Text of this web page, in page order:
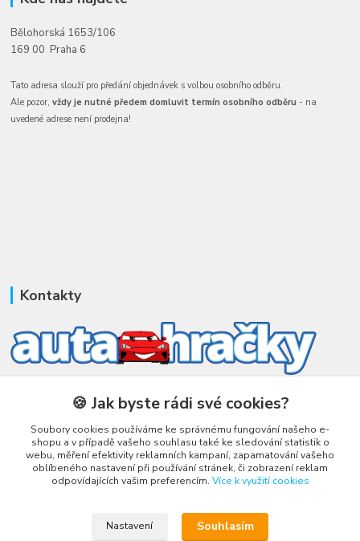
Bělohorská 1653/106
169 00 Praha 6
Tato adresa slouží pro předání objednávek s volbou osobního odběru.
Ale pozor,vždy je nutné předem domluvit termín osobního odběru - na
uvedené adrese není prodejna!
Kontakty
Honza Adámek
+420 775 231 066
(Po-Ne, 9-21 hod.)
honza@autahracky.cz
🍪 Jak byste rádi své cookies?
Soubory cookies používáme ke správnému fungování našeho e-
shopu a v případě vašeho souhlasu také ke sledování statistik o
webu, měření efektivity reklamních kampaní, zapamatování vašeho
oblíbeného nastavení při používání stránek, či zobrazení reklam
odpovídajících vašim preferencím. Více k využití cookies
Nastavení Souhlasím